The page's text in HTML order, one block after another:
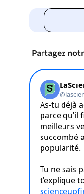
Partagez